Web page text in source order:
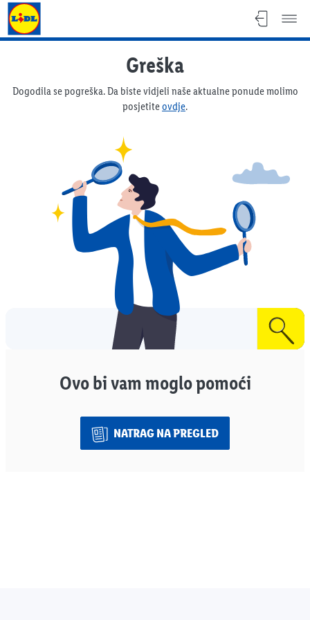
Lidl katalog
Greška
Dogodila se pogreška. Da biste vidjeli naše aktualne ponude molimo
posjetiteovdje.
Ovo bi vam moglo pomoći
NATRAG NA PREGLED